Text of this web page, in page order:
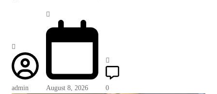
admin August 8, 2026 0